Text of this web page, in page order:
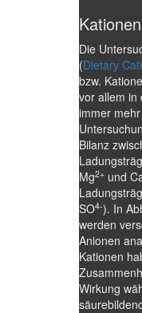
Die
(Dietary
bzw.
vor allem in
immer
Bilanz
Mg2+ und
SO4-). In
werden
Anionen
Kationen
Wirkung